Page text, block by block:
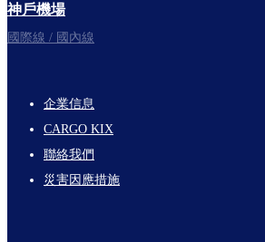
神戶機場
國際線 / 國內線
footer-
links-
en-
企業信息
CARGO KIX
聯絡我們
災害因應措施